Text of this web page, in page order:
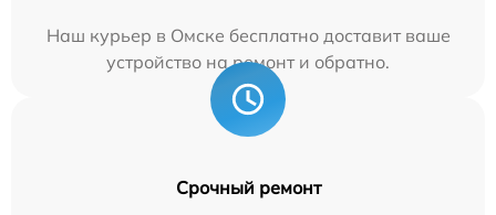
Наш курьер в Омске бесплатно доставит ваше
устройство на ремонт и обратно.
Срочный ремонт